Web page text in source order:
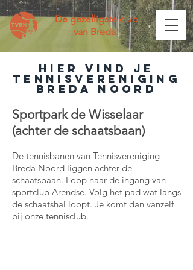
De gezelligste club
van Breda!
hier vind je
Tennisvereniging
Breda Noord
Sportpark de Wisselaar
(achter de schaatsbaan)
De tennisbanen van Tennisvereniging
Breda Noord liggen achter de
schaatsbaan. Loop naar de ingang van
sportclub Arendse. Volg het pad wat langs
de schaatshal loopt. Je komt dan vanzelf
bij onze tennisclub.